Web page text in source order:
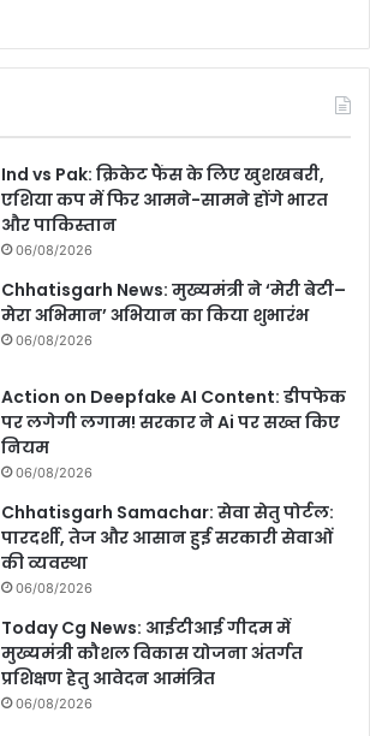
Ind vs Pak: क्रिकेट फैंस के लिए खुशखबरी,
एशिया कप में फिर आमने-सामने होंगे भारत
और पाकिस्तान
06/08/2026
Chhatisgarh News: मुख्यमंत्री ने ‘मेरी बेटी–
मेरा अभिमान’ अभियान का किया शुभारंभ
06/08/2026
Action on Deepfake AI Content: डीपफेक
पर लगेगी लगाम! सरकार ने Ai पर सख्त किए
नियम
06/08/2026
Chhatisgarh Samachar: सेवा सेतु पोर्टल:
पारदर्शी, तेज और आसान हुई सरकारी सेवाओं
की व्यवस्था
06/08/2026
Today Cg News: आईटीआई गीदम में
मुख्यमंत्री कौशल विकास योजना अंतर्गत
प्रशिक्षण हेतु आवेदन आमंत्रित
06/08/2026